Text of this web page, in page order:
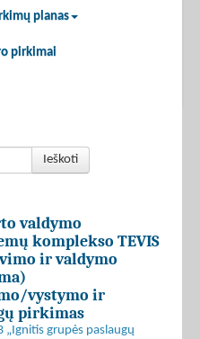
planas
pirkimai
Ieškoti
valdymo
komplekso TEVIS
ir valdymo
vystymo ir
pirkimas
„Ignitis grupės paslaugų